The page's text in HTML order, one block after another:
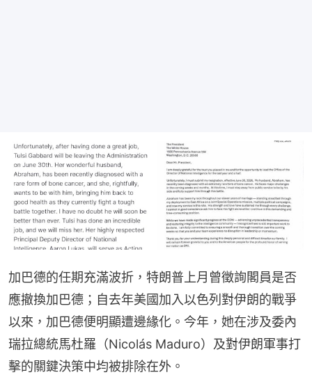
加巴德的任期充滿波折，特朗普上月曾徵詢閣員是否
應撤換加巴德；自去年美國加入以色列對伊朗的戰爭
以來，加巴德便明顯遭邊緣化。今年，她在涉及委內
瑞拉總統馬杜羅（Nicolás Maduro）及對伊朗軍事打
擊的關鍵決策中均被排除在外。